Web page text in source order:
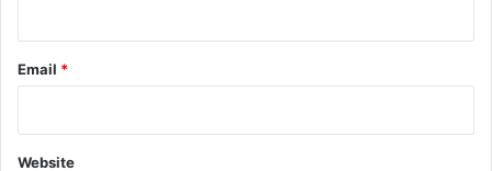
Email *
Website